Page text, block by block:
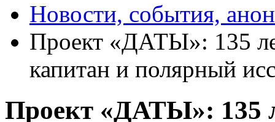
Новости, события,
Проект «ДАТЫ»: 135
капитан и полярный
Проект «ДАТЫ»: 135